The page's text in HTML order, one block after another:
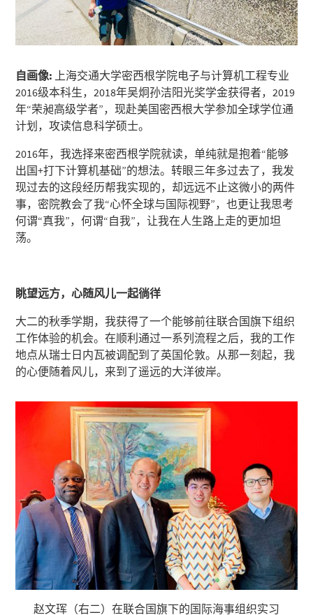
自画像: 上海交通大学密西根学院电子与计算机工程专业
2016级本科生，2018年吴炯孙洁阳光奖学金获得者，2019
年“荣昶高级学者”，现赴美国密西根大学参加全球学位通
计划，攻读信息科学硕士。
2016年，我选择来密西根学院就读，单纯就是抱着“能够
出国+打下计算机基础”的想法。转眼三年多过去了，我发
现过去的这段经历帮我实现的，却远远不止这微小的两件
事，密院教会了我“心怀全球与国际视野”，也更让我思考
何谓“真我”，何谓“自我”，让我在人生路上走的更加坦
荡。
眺望远方，心随风儿一起徜徉
大二的秋季学期，我获得了一个能够前往联合国旗下组织
工作体验的机会。在顺利通过一系列流程之后，我的工作
地点从瑞士日内瓦被调配到了英国伦敦。从那一刻起，我
的心便随着风儿，来到了遥远的大洋彼岸。
赵文珲（右二）在联合国旗下的国际海事组织实习